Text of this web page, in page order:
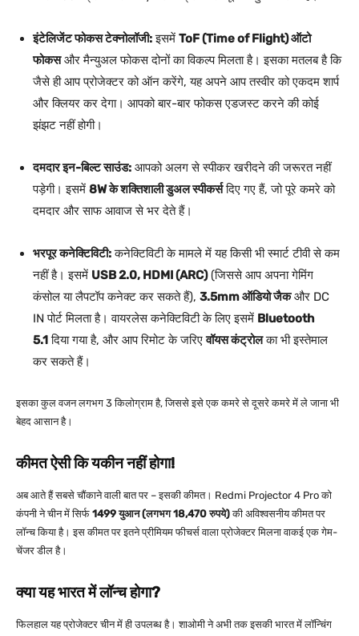
इंटेलिजेंट फोकस टेक्नोलॉजी:इसमें ToF (Time of Flight) ऑटो
फोकसऔर मैन्युअल फोकस दोनों का विकल्प मिलता है। इसका मतलब है कि
जैसे ही आप प्रोजेक्टर को ऑन करेंगे, यह अपने आप तस्वीर को एकदम शार्प
और क्लियर कर देगा। आपको बार-बार फोकस एडजस्ट करने की कोई
झंझट नहीं होगी।
दमदार इन-बिल्ट साउंड: आपको अलग से स्पीकर खरीदने की जरूरत नहीं
पड़ेगी। इसमें 8W के शक्तिशाली डुअल स्पीकर्सदिए गए हैं, जो पूरे कमरे को
दमदार और साफ आवाज से भर देते हैं।
भरपूर कनेक्टिविटी:कनेक्टिविटी के मामले में यह किसी भी स्मार्ट टीवी से कम
नहीं है। इसमें USB 2.0, HDMI (ARC)(जिससे आप अपना गेमिंग
कंसोल या लैपटॉप कनेक्ट कर सकते हैं), 3.5mm ऑडियो जैकऔर DC
IN पोर्ट मिलता है। वायरलेस कनेक्टिविटी के लिए इसमें Bluetooth
5.1दिया गया है, और आप रिमोट के जरिएवॉयस कंट्रोलका भी इस्तेमाल
कर सकते हैं।
इसका कुल वजन लगभग 3 किलोग्राम है, जिससे इसे एक कमरे से दूसरे कमरे में ले जाना भी
बेहद आसान है।
कीमत ऐसी कि यकीन नहीं होगा!
अब आते हैं सबसे चौंकाने वाली बात पर – इसकी कीमत। Redmi Projector 4 Pro को
कंपनी ने चीन में सिर्फ 1499 युआन (लगभग 18,470 रुपये)की अविश्वसनीय कीमत पर
लॉन्च किया है। इस कीमत पर इतने प्रीमियम फीचर्स वाला प्रोजेक्टर मिलना वाकई एक गेम-
चेंजर डील है।
क्या यह भारत में लॉन्च होगा?
फिलहाल यह प्रोजेक्टर चीन में ही उपलब्ध है। शाओमी ने अभी तक इसकी भारत में लॉन्चिंग